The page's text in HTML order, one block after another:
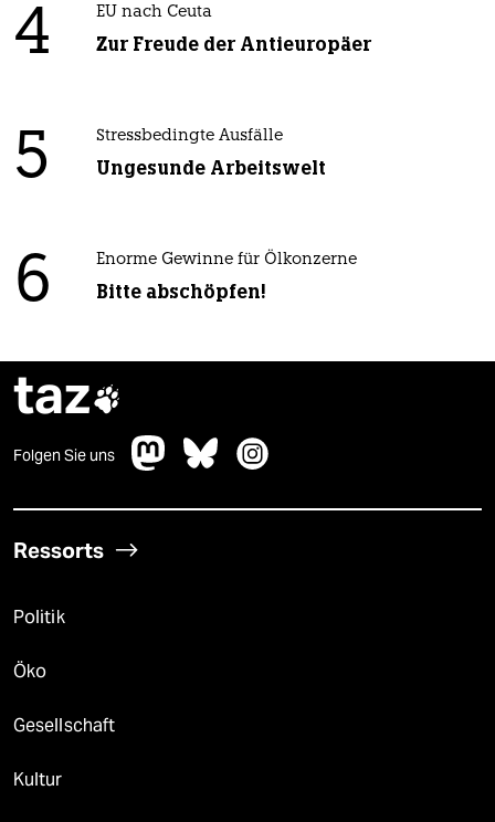
4 EU nach Ceuta
Zur Freude der Antieuropäer
5 Stressbedingte Ausfälle
Ungesunde Arbeitswelt
6 Enorme Gewinne für Ölkonzerne
Bitte abschöpfen!
taz
Folgen Sie uns
Ressorts
Politik
Öko
Gesellschaft
Kultur